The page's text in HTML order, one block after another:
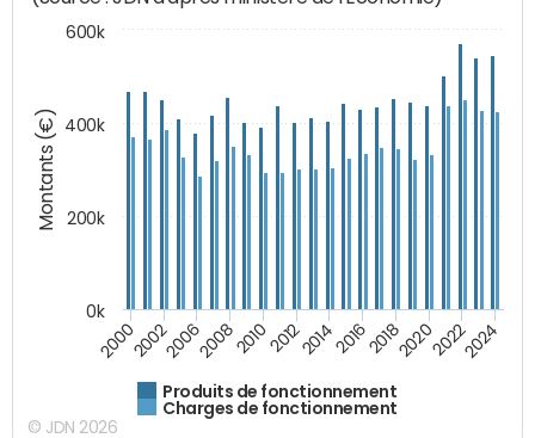
Montants (€)
Produits de fonctionnement
Charges de fonctionnement
200020022006200820102012201420162018202020222024
0k
200k
400k
600k
© JDN 2026